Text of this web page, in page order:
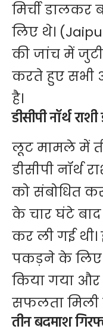
मिर्ची
लिए थे।
की जांच में
करते हुए सभी
है।
डीसीपी नॉर्थ
लूट मामले में
डीसीपी नॉर्थ
को संबोधित
के चार घंटे बाद
कर ली गई
पकड़ने के लिए
किया गया
सफलता मिली
तीन बदमाश